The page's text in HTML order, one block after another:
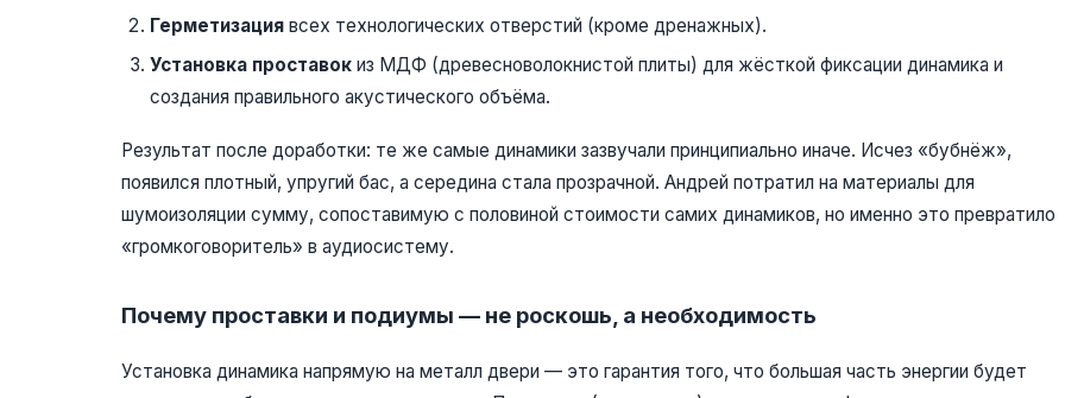
Герметизация всех технологических отверстий (кроме дренажных).
Установка проставок из МДФ (древесноволокнистой плиты) для жёсткой фиксации динамика и
создания правильного акустического объёма.
Результат после доработки: те же самые динамики зазвучали принципиально иначе. Исчез «бубнёж»,
появился плотный, упругий бас, а середина стала прозрачной. Андрей потратил на материалы для
шумоизоляции сумму, сопоставимую с половиной стоимости самих динамиков, но именно это превратило
«громкоговоритель» в аудиосистему.
Почему проставки и подиумы — не роскошь, а необходимость
Установка динамика напрямую на металл двери — это гарантия того, что большая часть энергии будет